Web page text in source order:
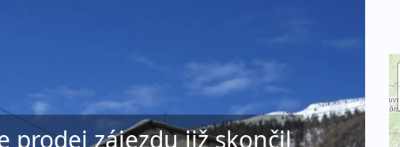
prodej zájezdu již skončil